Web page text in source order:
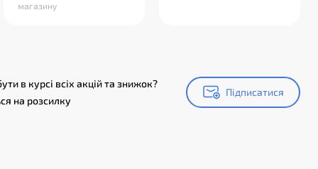
магазину
в курсі всіх акцій та знижок?
на розсилку
Підписатися
Підписатися